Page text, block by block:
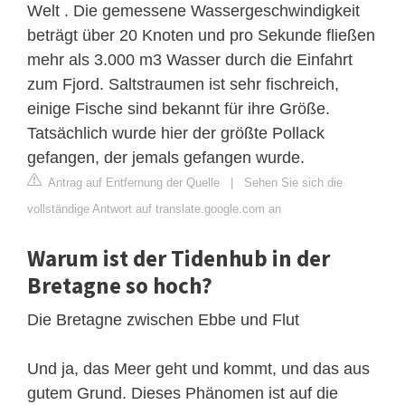
Welt . Die gemessene Wassergeschwindigkeit
beträgt über 20 Knoten und pro Sekunde fließen
mehr als 3.000 m3 Wasser durch die Einfahrt
zum Fjord. Saltstraumen ist sehr fischreich,
einige Fische sind bekannt für ihre Größe.
Tatsächlich wurde hier der größte Pollack
gefangen, der jemals gefangen wurde.
Antrag auf Entfernung der Quelle | Sehen Sie sich die
vollständige Antwort auf translate.google.com an
Warum ist der Tidenhub in der
Bretagne so hoch?
Die Bretagne zwischen Ebbe und Flut
Und ja, das Meer geht und kommt, und das aus
gutem Grund. Dieses Phänomen ist auf die